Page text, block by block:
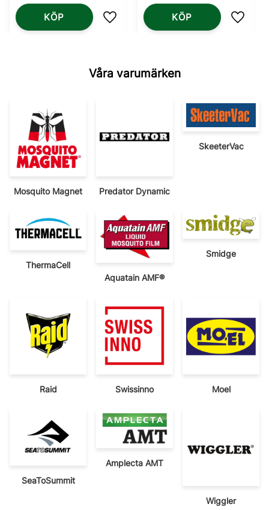
Lägg till i favoriter
KÖP
Lägg
KÖP
Våra varumärken
Mosquito Magnet Predator Dynamic
SkeeterVac
ThermaCell
Aquatain AMF®
Smidge
Raid Swissinno Moel
SeaToSummit
Amplecta AMT
Wiggler